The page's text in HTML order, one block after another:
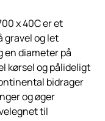
x 40C er et
gravel og let
en diameter på
kørsel og pålideligt
bidrager
og øger
til